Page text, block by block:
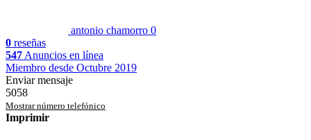
antonio chamorro 0
0 reseñas
547 Anuncios en línea
Miembro desde Octubre 2019
Enviar mensaje
5058
Mostrar número telefónico
Imprimir